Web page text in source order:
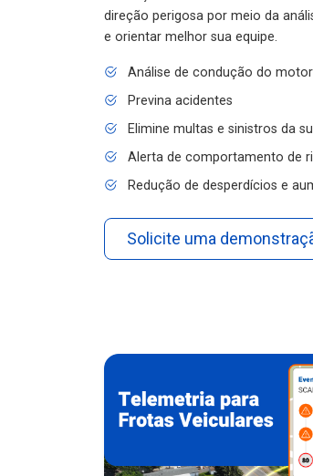
direção perigosa por meio da
e orientar melhor sua equipe.
Análise de condução do
Previna acidentes
Elimine multas e sinistros da
Alerta de comportamento de
Redução de desperdícios e
Solicite uma